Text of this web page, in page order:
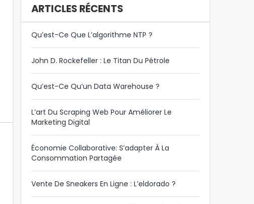
ARTICLES RÉCENTS
Qu’est-Ce Que L’algorithme NTP ?
John D. Rockefeller : Le Titan Du Pétrole
Qu’est-Ce Qu’un Data Warehouse ?
L’art Du Scraping Web Pour Améliorer Le
Marketing Digital
Économie Collaborative: S’adapter À La
Consommation Partagée
Vente De Sneakers En Ligne : L’eldorado ?